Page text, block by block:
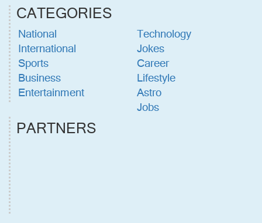
CATEGORIES
National
International
Sports
Business
Entertainment
Technology
Jokes
Career
Lifestyle
Astro
Jobs
PARTNERS